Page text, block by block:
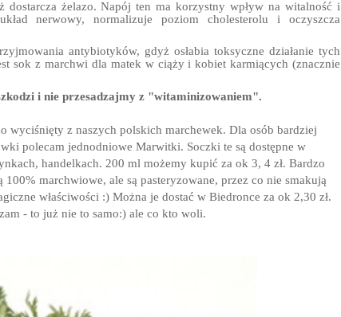
dostarcza żelazo. Napój ten ma korzystny wpływ na witalność i
nerwowy, normalizuje poziom cholesterolu i oczyszcza
antybiotyków, gdyż osłabia toksyczne działanie tych
sok z marchwi dla matek w ciąży i kobiet karmiących (znacznie
i nie przesadzajmy z "witaminizowaniem".
wyciśnięty z naszych polskich marchewek. Dla osób bardziej
polecam jednodniowe Marwitki. Soczki te są dostępne w
handelkach. 200 ml możemy kupić za ok 3, 4 zł. Bardzo
marchwiowe, ale są pasteryzowane, przez co nie smakują
właściwości :) Można je dostać w Biedronce za ok 2,30 zł.
- to już nie to samo:) ale co kto woli.